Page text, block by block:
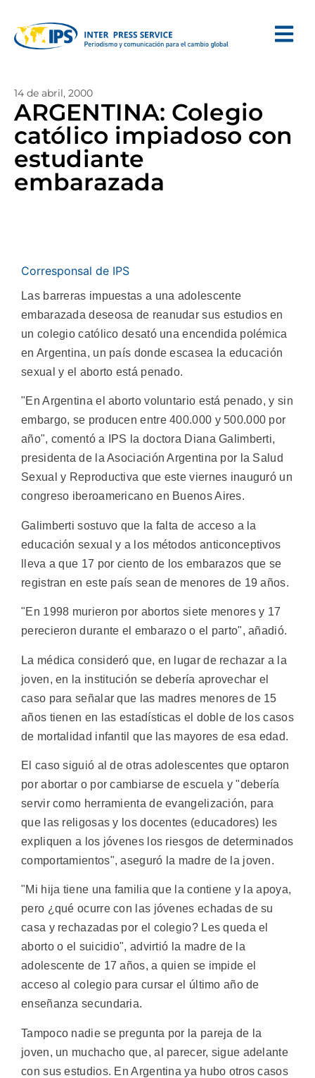
14 de abril, 2000
ARGENTINA: Colegio
católico impiadoso con
estudiante
embarazada
Corresponsal de IPS
Las barreras impuestas a una adolescente
embarazada deseosa de reanudar sus estudios en
un colegio católico desató una encendida polémica
en Argentina, un país donde escasea la educación
sexual y el aborto está penado.
"En Argentina el aborto voluntario está penado, y sin
embargo, se producen entre 400.000 y 500.000 por
año", comentó a IPS la doctora Diana Galimberti,
presidenta de la Asociación Argentina por la Salud
Sexual y Reproductiva que este viernes inauguró un
congreso iberoamericano en Buenos Aires.
Galimberti sostuvo que la falta de acceso a la
educación sexual y a los métodos anticonceptivos
lleva a que 17 por ciento de los embarazos que se
registran en este país sean de menores de 19 años.
"En 1998 murieron por abortos siete menores y 17
perecieron durante el embarazo o el parto", añadió.
La médica consideró que, en lugar de rechazar a la
joven, en la institución se debería aprovechar el
caso para señalar que las madres menores de 15
años tienen en las estadísticas el doble de los casos
de mortalidad infantil que las mayores de esa edad.
El caso siguió al de otras adolescentes que optaron
por abortar o por cambiarse de escuela y "debería
servir como herramienta de evangelización, para
que las religosas y los docentes (educadores) les
expliquen a los jóvenes los riesgos de determinados
comportamientos", aseguró la madre de la joven.
"Mi hija tiene una familia que la contiene y la apoya,
pero ¿qué ocurre con las jóvenes echadas de su
casa y rechazadas por el colegio? Les queda el
aborto o el suicidio", advirtió la madre de la
adolescente de 17 años, a quien se impide el
acceso al colegio para cursar el último año de
enseñanza secundaria.
Tampoco nadie se pregunta por la pareja de la
joven, un muchacho que, al parecer, sigue adelante
con sus estudios. En Argentina ya hubo otros casos